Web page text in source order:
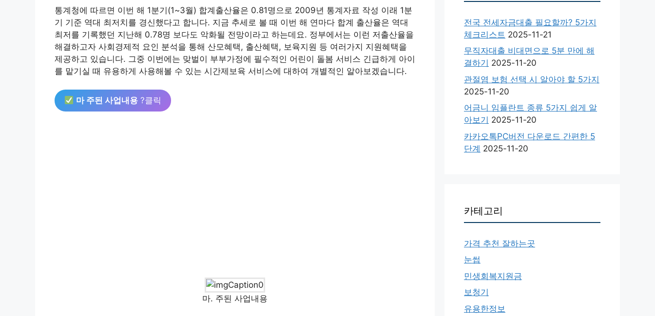
통계청에 따르면 이번 해 1분기(1~3월) 합계출산율은 0.81명으로 2009년 통계자료 작성 이래 1분
기 기준 역대 최저치를 경신했다고 합니다. 지금 추세로 볼 때 이번 해 연마다 합계 출산율은 역대
최저를 기록했던 지난해 0.78명 보다도 악화될 전망이라고 하는데요. 정부에서는 이런 저출산율을
해결하고자 사회경제적 요인 분석을 통해 산모혜택, 출산혜택, 보육지원 등 여러가지 지원혜택을
제공하고 있습니다. 그중 이번에는 맞벌이 부부가정에 필수적인 어린이 돌봄 서비스 긴급하게 아이
를 맡기실 때 유용하게 사용해볼 수 있는 시간제보육 서비스에 대하여 개별적인 알아보겠습니다.
마 주된 사업내용 ?클릭
마. 주된 사업내용
전국 전세자금대출 필요할까? 5가지
체크리스트 2025-11-21
무직자대출 비대면으로 5분 만에 해
결하기 2025-11-20
관절염 보험 선택 시 알아야 할 5가지
2025-11-20
어금니 임플란트 종류 5가지 쉽게 알
아보기 2025-11-20
카카오톡PC버전 다운로드 간편한 5
단계 2025-11-20
카테고리
가격 추천 잘하는곳
눈썹
민생회복지원금
보청기
유용한정보